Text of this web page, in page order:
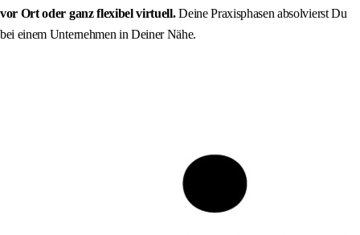
vor Ort oder ganz flexibel virtuell.Deine Praxisphasen absolvierst Du
bei einem Unternehmen in Deiner Nähe.